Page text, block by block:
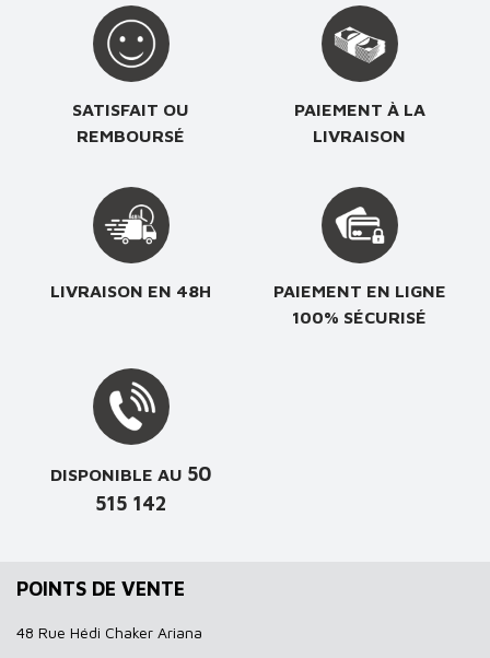
SATISFAIT OU
REMBOURSÉ
PAIEMENT À LA
LIVRAISON
LIVRAISON EN 48H
PAIEMENT EN LIGNE
100% SÉCURISÉ
DISPONIBLE AU 50
515 142
POINTS DE VENTE
48 Rue Hédi Chaker Ariana